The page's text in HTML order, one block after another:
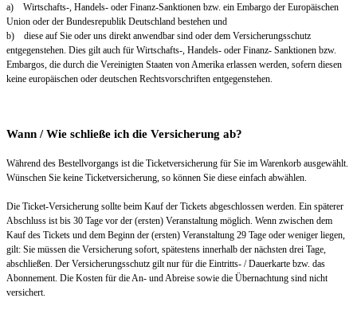
a) Wirtschafts-, Handels- oder Finanz-Sanktionen bzw. ein Embargo der Europäischen
Union oder der Bundesrepublik Deutschland bestehen und
b) diese auf Sie oder uns direkt anwendbar sind oder dem Versicherungsschutz
entgegenstehen. Dies gilt auch für Wirtschafts-, Handels- oder Finanz- Sanktionen bzw.
Embargos, die durch die Vereinigten Staaten von Amerika erlassen werden, sofern diesen
keine europäischen oder deutschen Rechtsvorschriften entgegenstehen.
Wann / Wie schließe ich die Versicherung ab?
Während des Bestellvorgangs ist die Ticketversicherung für Sie im Warenkorb ausgewählt.
Wünschen Sie keine Ticketversicherung, so können Sie diese einfach abwählen.
Die Ticket-Versicherung sollte beim Kauf der Tickets abgeschlossen werden. Ein späterer
Abschluss ist bis 30 Tage vor der (ersten) Veranstaltung möglich. Wenn zwischen dem
Kauf des Tickets und dem Beginn der (ersten) Veranstaltung 29 Tage oder weniger liegen,
gilt: Sie müssen die Versicherung sofort, spätestens innerhalb der nächsten drei Tage,
abschließen. Der Versicherungsschutz gilt nur für die Eintritts- / Dauerkarte bzw. das
Abonnement. Die Kosten für die An- und Abreise sowie die Übernachtung sind nicht
versichert.